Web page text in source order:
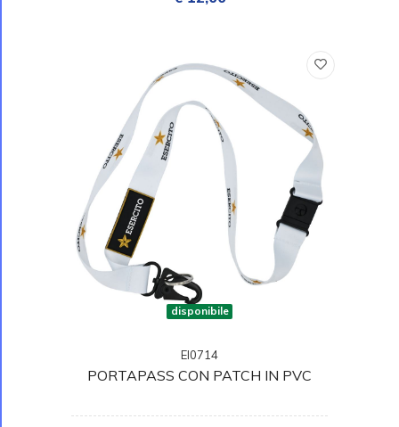
disponibile
EI0714
PORTAPASS CON PATCH IN PVC